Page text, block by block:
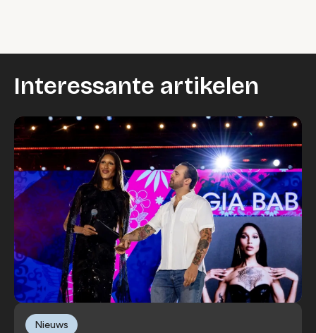
Wijzig cookie instellingen
Interessante artikelen
Nieuws